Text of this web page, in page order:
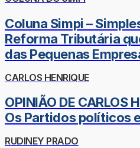
Coluna Simpi –
Reforma Tributária
das Pequenas
CARLOS HENRIQUE
OPINIÃO DE CARLOS
Os Partidos políticos
RUDINEY PRADO